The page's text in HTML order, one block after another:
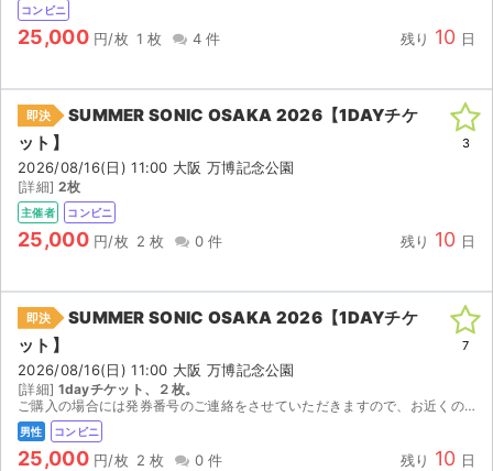
コンビニ
25,000 円/枚 1 枚 4 件 残り 10 日
即決
SUMMER SONIC OSAKA 2026【1DAYチケ
ット】
2026/08/16(日) 11:00 大阪 万博記念公園
[詳細] 2枚
主催者 コンビニ
25,000 円/枚 2 枚 0 件 残り 10 日
3
即決
SUMMER SONIC OSAKA 2026【1DAYチケ
ット】
2026/08/16(日) 11:00 大阪 万博記念公園
[詳細] 1dayチケット、２枚。
ご購入の場合には発券番号のご連絡をさせていただきますので、お近くのロ－ソンにてLoppi をご操作の上、レジにてチケットのお受け取りをお願いいたします。 サマソニは雨天決行、基本的に公演中止は...
男性 コンビニ
25,000 円/枚 2 枚 0 件 残り 10 日
7